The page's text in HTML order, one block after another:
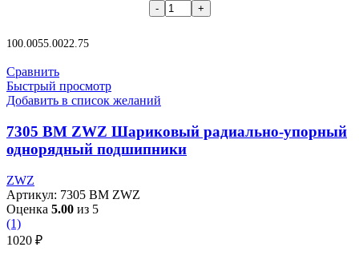
100.0055.0022.75
Сравнить
Быстрый просмотр
Добавить в список желаний
7305 BM ZWZ Шариковый радиально-упорный
однорядный подшипники
ZWZ
Артикул: 7305 BM ZWZ
Оценка 5.00 из 5
(1)
1020 ₽